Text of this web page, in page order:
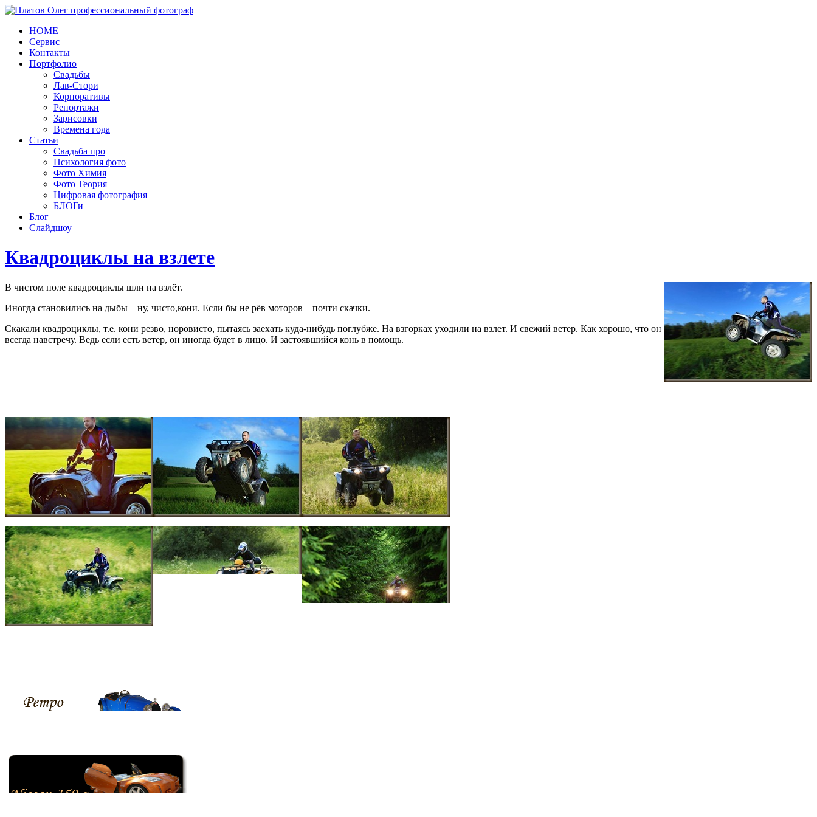
HOME
Сервис
Контакты
Портфолио
Свадьбы
Лав-Стори
Корпоративы
Репортажи
Зарисовки
Времена года
Статьи
Свадьба про
Психология фото
Фото Химия
Фото Теория
Цифровая фотография
БЛОГи
Блог
Слайдшоу
Квадроциклы на взлете
В чистом поле квадроциклы шли на взлёт.
Иногда становились на дыбы – ну, чисто,кони. Если бы не рёв моторов – почти скачки.
Скакали квадроциклы, т.е. кони резво, норовисто, пытаясь заехать куда-нибудь поглубже. На взгорках уходили на взлет. И свежий ветер. Как хорошо, что он
всегда навстречу. Ведь если есть ветер, он иногда будет в лицо. И застоявшийся конь в помощь.